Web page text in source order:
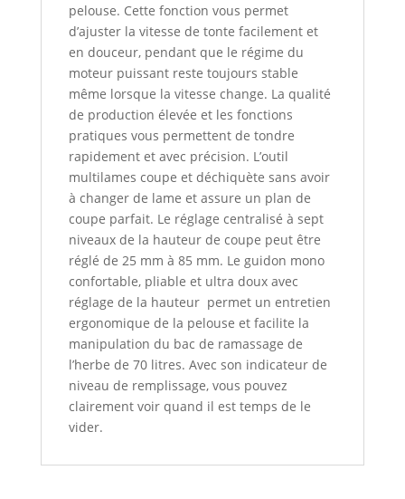
pelouse. Cette fonction vous permet
d’ajuster la vitesse de tonte facilement et
en douceur, pendant que le régime du
moteur puissant reste toujours stable
même lorsque la vitesse change. La qualité
de production élevée et les fonctions
pratiques vous permettent de tondre
rapidement et avec précision. L’outil
multilames coupe et déchiquète sans avoir
à changer de lame et assure un plan de
coupe parfait. Le réglage centralisé à sept
niveaux de la hauteur de coupe peut être
réglé de 25 mm à 85 mm. Le guidon mono
confortable, pliable et ultra doux avec
réglage de la hauteur permet un entretien
ergonomique de la pelouse et facilite la
manipulation du bac de ramassage de
l’herbe de 70 litres. Avec son indicateur de
niveau de remplissage, vous pouvez
clairement voir quand il est temps de le
vider.